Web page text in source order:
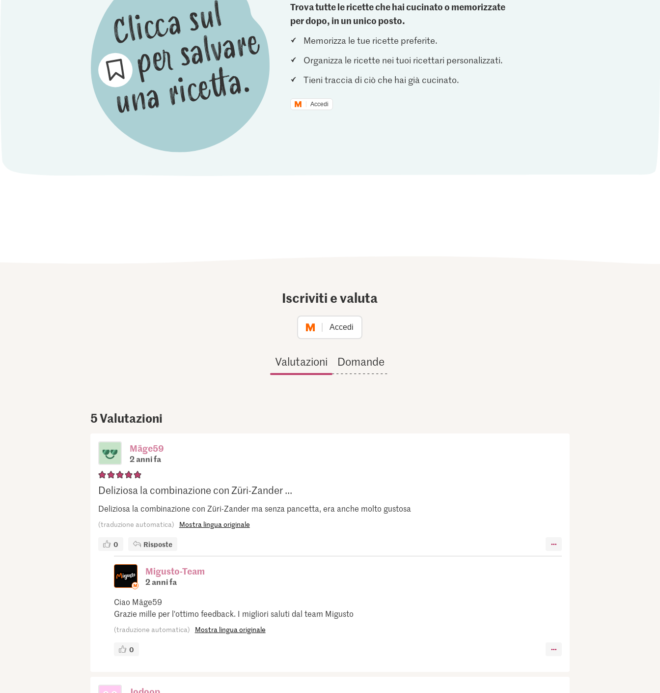
Trova tutte le ricette che hai cucinato o memorizzate
per dopo, in un unico posto.
Memorizza le tue ricette preferite.
Organizza le ricette nei tuoi ricettari personalizzati.
Tieni traccia di ciò che hai già cucinato.
Accedi
Iscriviti e valuta
Accedi
Valutazioni Domande
5Valutazioni
Mäge59
2 anni fa
Deliziosa la combinazione con Züri-Zander ...
Deliziosa la combinazione con Züri-Zander ma senza pancetta, era anche molto gustosa
(traduzione automatica) Mostra lingua originale
0 Risposte
Migusto-Team
2 anni fa
Ciao Mäge59
Grazie mille per l'ottimo feedback. I migliori saluti dal team Migusto
(traduzione automatica) Mostra lingua originale
0